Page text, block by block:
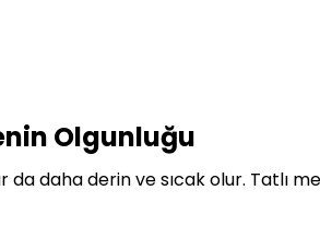
Olgunluğu
daha derin ve sıcak olur. Tatlı